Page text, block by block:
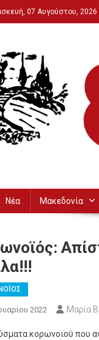
07 Αυγούστου, 2026
Νέα Μακεδονία
2022 Μαρία
κορωνοϊού που